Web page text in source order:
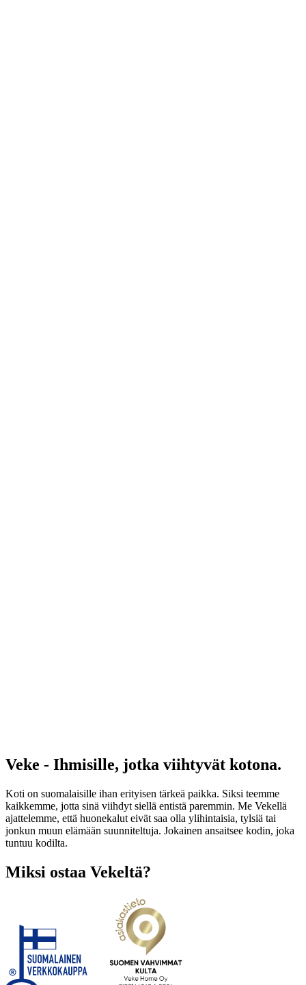
Veke - Ihmisille, jotka viihtyvät kotona.
Koti on suomalaisille ihan erityisen tärkeä paikka. Siksi teemme
kaikkemme, jotta sinä viihdyt siellä entistä paremmin. Me Vekellä
ajattelemme, että huonekalut eivät saa olla ylihintaisia, tylsiä tai
jonkun muun elämään suunniteltuja. Jokainen ansaitsee kodin, joka
tuntuu kodilta.
Miksi ostaa Vekeltä?